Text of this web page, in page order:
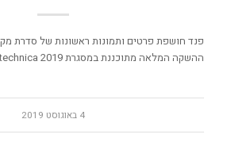
פנד חושפת פרטים ותמונות ראשונות של סדרת
ההשקה המלאה מתוכננת במסגרת Agritechnica 2019 בנובמבר, בגרמניה
4 באוגוסט 2019